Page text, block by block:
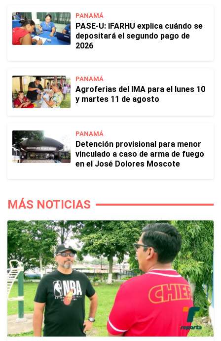
PANAMÁ
PASE-U: IFARHU explica cuándo se
depositará el segundo pago de
2026
PANAMÁ
Agroferias del IMA para el lunes 10
y martes 11 de agosto
PANAMÁ
Detención provisional para menor
vinculado a caso de arma de fuego
en el José Dolores Moscote
MÁS NOTICIAS